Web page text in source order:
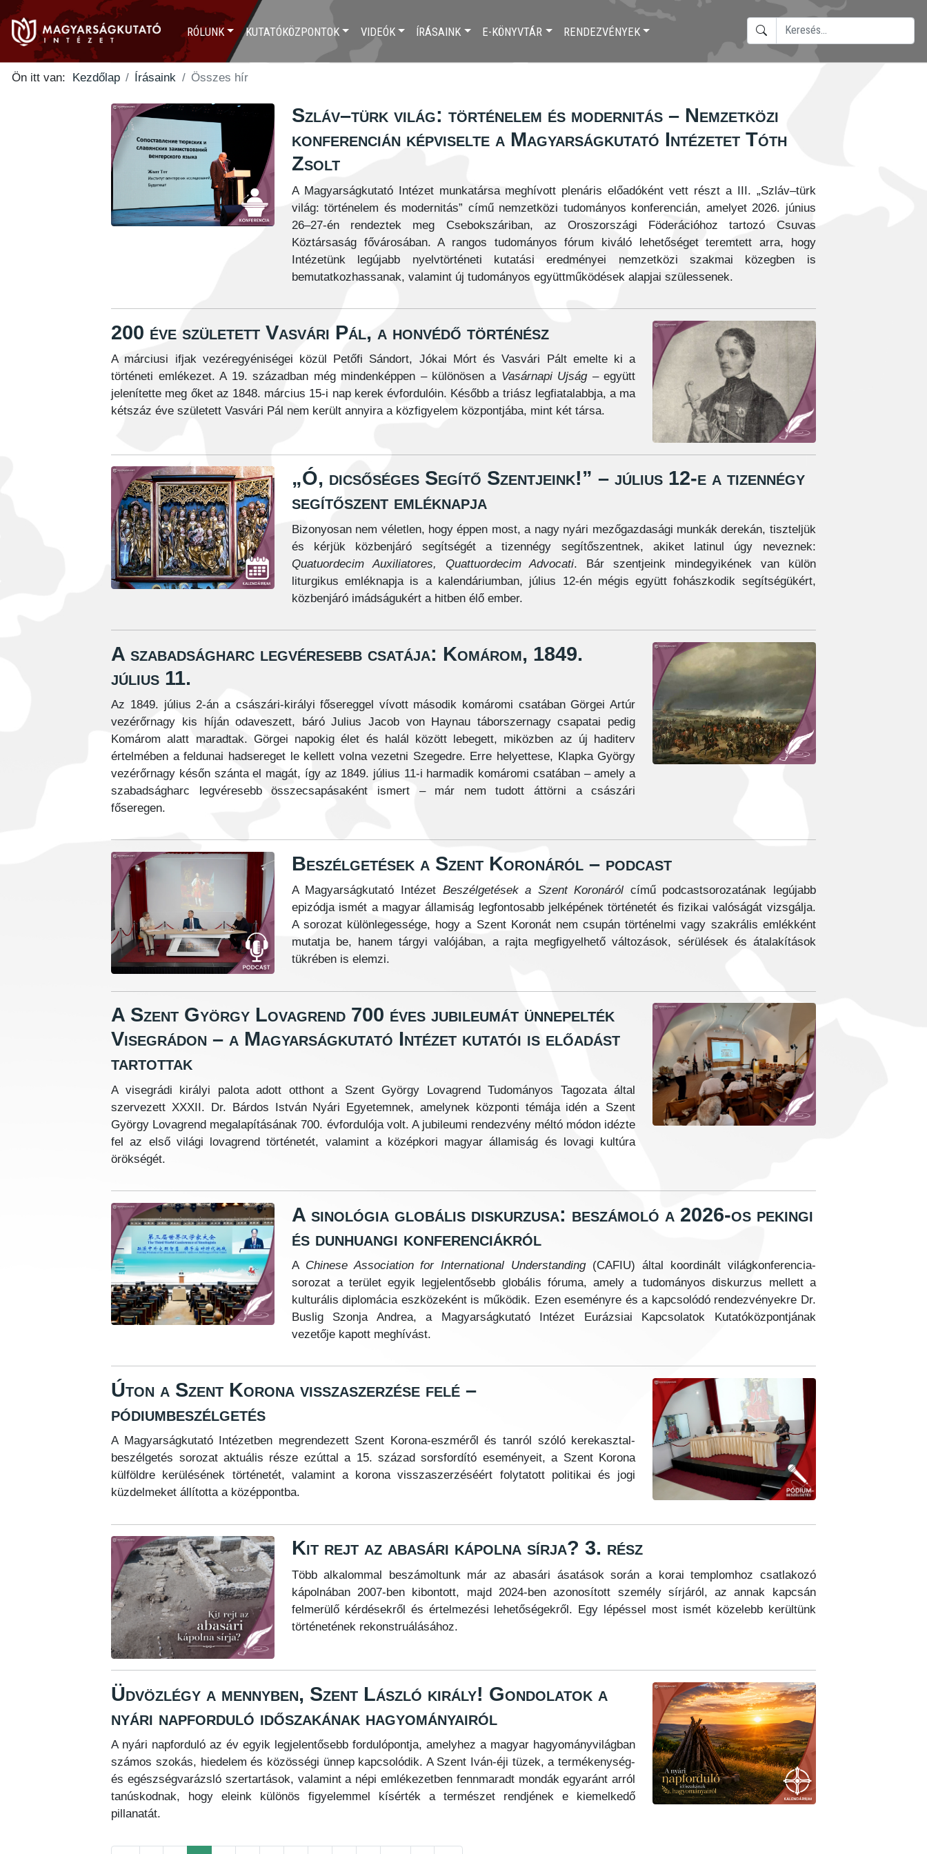
RÓLUNK KUTATÓKÖZPONTOK VIDEÓK ÍRÁSAINK E-KÖNYVTÁR RENDEZVÉNYEK KERESÉS
Ön itt van:
Kezdőlap Írásaink Összes hír
Szláv–türk világ: történelem és modernitás – Nemzetközi
konferencián képviselte a Magyarságkutató Intézetet Tóth
Zsolt
A Magyarságkutató Intézet munkatársa meghívott plenáris előadóként vett részt a III. „Szláv–türk
világ: történelem és modernitás” című nemzetközi tudományos konferencián, amelyet 2026. június
26–27-én rendeztek meg Csebokszáriban, az Oroszországi Föderációhoz tartozó Csuvas
Köztársaság fővárosában. A rangos tudományos fórum kiváló lehetőséget teremtett arra, hogy
Intézetünk legújabb nyelvtörténeti kutatási eredményei nemzetközi szakmai közegben is
bemutatkozhassanak, valamint új tudományos együttműködések alapjai szülessenek.
200 éve született Vasvári Pál, a honvédő történész
A márciusi ifjak vezéregyéniségei közül Petőfi Sándort, Jókai Mórt és Vasvári Pált emelte ki a
történeti emlékezet. A 19. században még mindenképpen – különösen a Vasárnapi Ujság– együtt
jelenítette meg őket az 1848. március 15-i nap kerek évfordulóin. Később a triász legfiatalabbja, a ma
kétszáz éve született Vasvári Pál nem került annyira a közfigyelem központjába, mint két társa.
„Ó, dicsőséges Segítő Szentjeink!” – július 12-e a tizennégy
segítőszent emléknapja
Bizonyosan nem véletlen, hogy éppen most, a nagy nyári mezőgazdasági munkák derekán, tiszteljük
és kérjük közbenjáró segítségét a tizennégy segítőszentnek, akiket latinul úgy neveznek:
Quatuordecim Auxiliatores, Quattuordecim Advocati. Bár szentjeink mindegyikének van külön
liturgikus emléknapja is a kalendáriumban, július 12-én mégis együtt fohászkodik segítségükért,
közbenjáró imádságukért a hitben élő ember.
A szabadságharc legvéresebb csatája: Komárom, 1849.
július 11.
Az 1849. július 2-án a császári-királyi fősereggel vívott második komáromi csatában Görgei Artúr
vezérőrnagy kis híján odaveszett, báró Julius Jacob von Haynau táborszernagy csapatai pedig
Komárom alatt maradtak. Görgei napokig élet és halál között lebegett, miközben az új haditerv
értelmében a feldunai hadsereget le kellett volna vezetni Szegedre. Erre helyettese, Klapka György
vezérőrnagy későn szánta el magát, így az 1849. július 11-i harmadik komáromi csatában – amely a
szabadságharc legvéresebb összecsapásaként ismert – már nem tudott áttörni a császári
főseregen.
Beszélgetések a Szent Koronáról – podcast
A Magyarságkutató Intézet Beszélgetések a Szent Koronáról című podcastsorozatának legújabb
epizódja ismét a magyar államiság legfontosabb jelképének történetét és fizikai valóságát vizsgálja.
A sorozat különlegessége, hogy a Szent Koronát nem csupán történelmi vagy szakrális emlékként
mutatja be, hanem tárgyi valójában, a rajta megfigyelhető változások, sérülések és átalakítások
tükrében is elemzi.
A Szent György Lovagrend 700 éves jubileumát ünnepelték
Visegrádon – a Magyarságkutató Intézet kutatói is előadást
tartottak
A visegrádi királyi palota adott otthont a Szent György Lovagrend Tudományos Tagozata által
szervezett XXXII. Dr. Bárdos István Nyári Egyetemnek, amelynek központi témája idén a Szent
György Lovagrend megalapításának 700. évfordulója volt. A jubileumi rendezvény méltó módon idézte
fel az első világi lovagrend történetét, valamint a középkori magyar államiság és lovagi kultúra
örökségét.
A sinológia globális diskurzusa: beszámoló a 2026-os pekingi
és dunhuangi konferenciákról
A Chinese Association for International Understanding(CAFIU) által koordinált világkonferencia-
sorozat a terület egyik legjelentősebb globális fóruma, amely a tudományos diskurzus mellett a
kulturális diplomácia eszközeként is működik. Ezen eseményre és a kapcsolódó rendezvényekre Dr.
Buslig Szonja Andrea, a Magyarságkutató Intézet Eurázsiai Kapcsolatok Kutatóközpontjának
vezetője kapott meghívást.
Úton a Szent Korona visszaszerzése felé –
pódiumbeszélgetés
A Magyarságkutató Intézetben megrendezett Szent Korona-eszméről és tanról szóló kerekasztal-
beszélgetés sorozat aktuális része ezúttal a 15. század sorsfordító eseményeit, a Szent Korona
külföldre kerülésének történetét, valamint a korona visszaszerzéséért folytatott politikai és jogi
küzdelmeket állította a középpontba.
Kit rejt az abasári kápolna sírja? 3. rész
Több alkalommal beszámoltunk már az abasári ásatások során a korai templomhoz csatlakozó
kápolnában 2007-ben kibontott, majd 2024-ben azonosított személy sírjáról, az annak kapcsán
felmerülő kérdésekről és értelmezési lehetőségekről. Egy lépéssel most ismét közelebb kerültünk
történetének rekonstruálásához.
Üdvözlégy a mennyben, Szent László király! Gondolatok a
nyári napforduló időszakának hagyományairól
A nyári napforduló az év egyik legjelentősebb fordulópontja, amelyhez a magyar hagyományvilágban
számos szokás, hiedelem és közösségi ünnep kapcsolódik. A Szent Iván-éji tüzek, a termékenység-
és egészségvarázsló szertartások, valamint a népi emlékezetben fennmaradt mondák egyaránt arról
tanúskodnak, hogy eleink különös figyelemmel kísérték a természet rendjének e kiemelkedő
pillanatát.